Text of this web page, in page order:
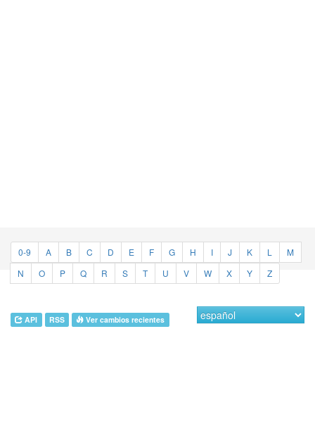
0-9 A B C D E F G H I J K L
M
N
O P Q R S T U V W X Y Z
API RSS Ver cambios recientes